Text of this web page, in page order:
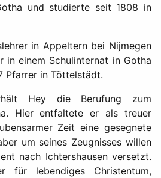
und studierte seit 1808 in
in Appeltern bei Nijmegen
in einem Schulinternat in Gotha
Pfarrer in Töttelstädt.
Hey die Berufung zum
Hier entfaltete er als treuer
Zeit eine gesegnete
um seines Zeugnisses willen
nach Ichtershausen versetzt.
für lebendiges Christentum,